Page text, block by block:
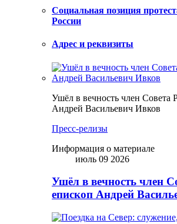
Социальная позиция
России
Адрес и реквизиты
Ушёл в вечность член
Андрей Васильевич Ивков
Пресс-релизы
Информация о материале
июль 09 2026
Ушёл в вечность член
епископ Андрей